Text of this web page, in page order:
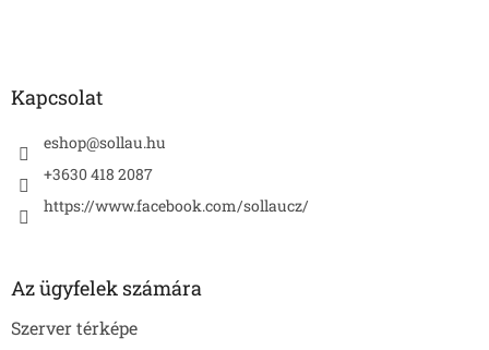
Kapcsolat
eshop@sollau.hu
+3630 418 2087
https://www.facebook.com/sollaucz/
Az ügyfelek számára
Szerver térképe